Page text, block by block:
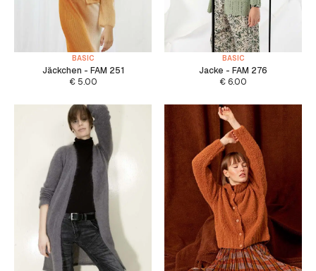
BASIC
Jäckchen - FAM 251
€5.00
BASIC
Jacke - FAM 276
€ 6.00